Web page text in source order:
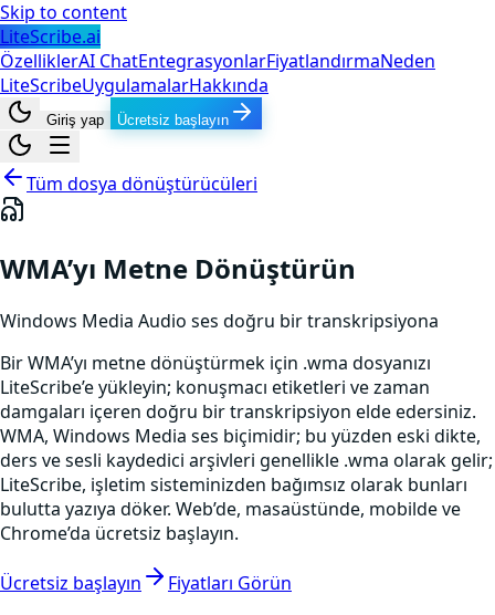
Skip to content
LiteScribe.ai
ÖzelliklerAI ChatEntegrasyonlarFiyatlandırmaNeden
LiteScribeUygulamalarHakkında
Giriş yap Ücretsiz başlayın
Tüm dosya dönüştürücüleri
WMA’yı Metne Dönüştürün
Windows Media Audio ses doğru bir transkripsiyona
Bir WMA’yı metne dönüştürmek için .wma dosyanızı
LiteScribe’e yükleyin; konuşmacı etiketleri ve zaman
damgaları içeren doğru bir transkripsiyon elde edersiniz.
WMA, Windows Media ses biçimidir; bu yüzden eski dikte,
ders ve sesli kaydedici arşivleri genellikle .wma olarak gelir;
LiteScribe, işletim sisteminizden bağımsız olarak bunları
bulutta yazıya döker. Web’de, masaüstünde, mobilde ve
Chrome’da ücretsiz başlayın.
Ücretsiz başlayın Fiyatları Görün